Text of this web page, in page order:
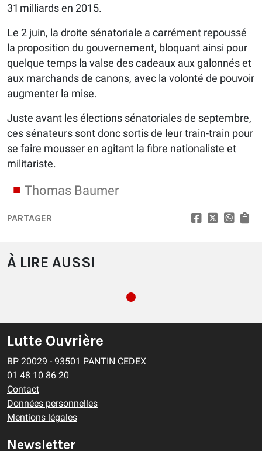
31 milliards en 2015.
Le 2 juin, la droite sénatoriale a carrément repoussé
la proposition du gouvernement, bloquant ainsi pour
quelque temps la valse des cadeaux aux galonnés et
aux marchands de canons, avec la volonté de pouvoir
augmenter la mise.
Juste avant les élections sénatoriales de septembre,
ces sénateurs sont donc sortis de leur train-train pour
se faire mousser en agitant la fibre nationaliste et
militariste.
Thomas Baumer
PARTAGER
À LIRE AUSSI
Lutte Ouvrière
BP 20029 - 93501 PANTIN CEDEX
01 48 10 86 20
Contact
Données personnelles
Mentions légales
Newsletter